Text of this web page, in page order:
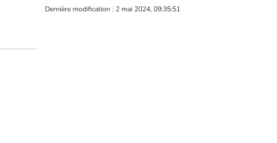
Dernière modification : 2 mai 2024, 09:35:51